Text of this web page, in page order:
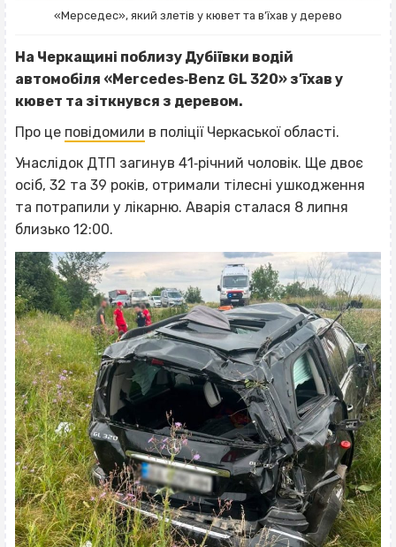
«Мерседес», який злетів у кювет та в’їхав у дерево
На Черкащині поблизу Дубіївки водій
автомобіля «Mercedes‐Benz GL 320» з’їхав у
кювет та зіткнувся з деревом.
Про це повідомили в поліції Черкаської області.
Унаслідок ДТП загинув 41‐річний чоловік. Ще двоє
осіб, 32 та 39 років, отримали тілесні ушкодження
та потрапили у лікарню. Аварія сталася 8 липня
близько 12:00.